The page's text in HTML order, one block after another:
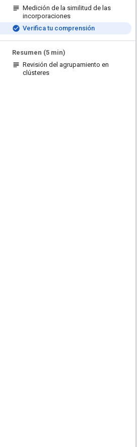
Medición de la similitud de las
incorporaciones
Verifica tu comprensión
Resumen (5 min)
Revisión del agrupamiento en
clústeres